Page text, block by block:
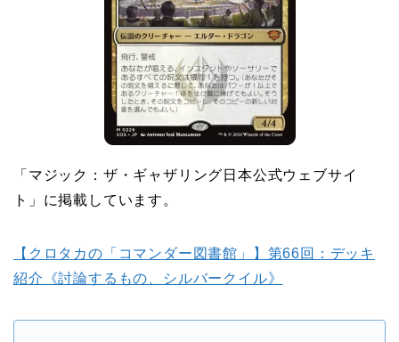
「マジック：ザ・ギャザリング日本公式ウェブサイ
ト」に掲載しています。
【クロタカの「コマンダー図書館」】第66回：デッキ
紹介《討論するもの、シルバークイル》